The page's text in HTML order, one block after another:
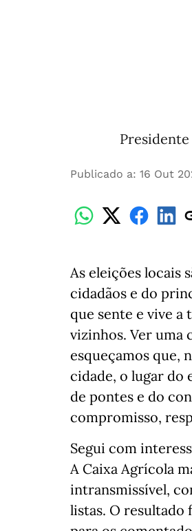
Publicado a: 16 Out
As eleições locais
cidadãos e do
que sente e vive a
vizinhos. Ver uma
esqueçamos que,
cidade, o lugar do
de pontes e do
compromisso,
Segui com
A Caixa Agrícola
intransmissível,
listas. O resultado